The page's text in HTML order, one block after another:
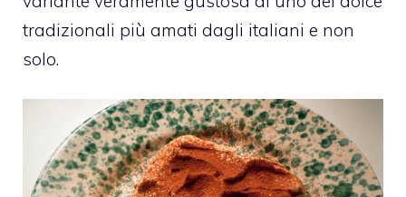
tradizionali più amati dagli italiani e non
solo.